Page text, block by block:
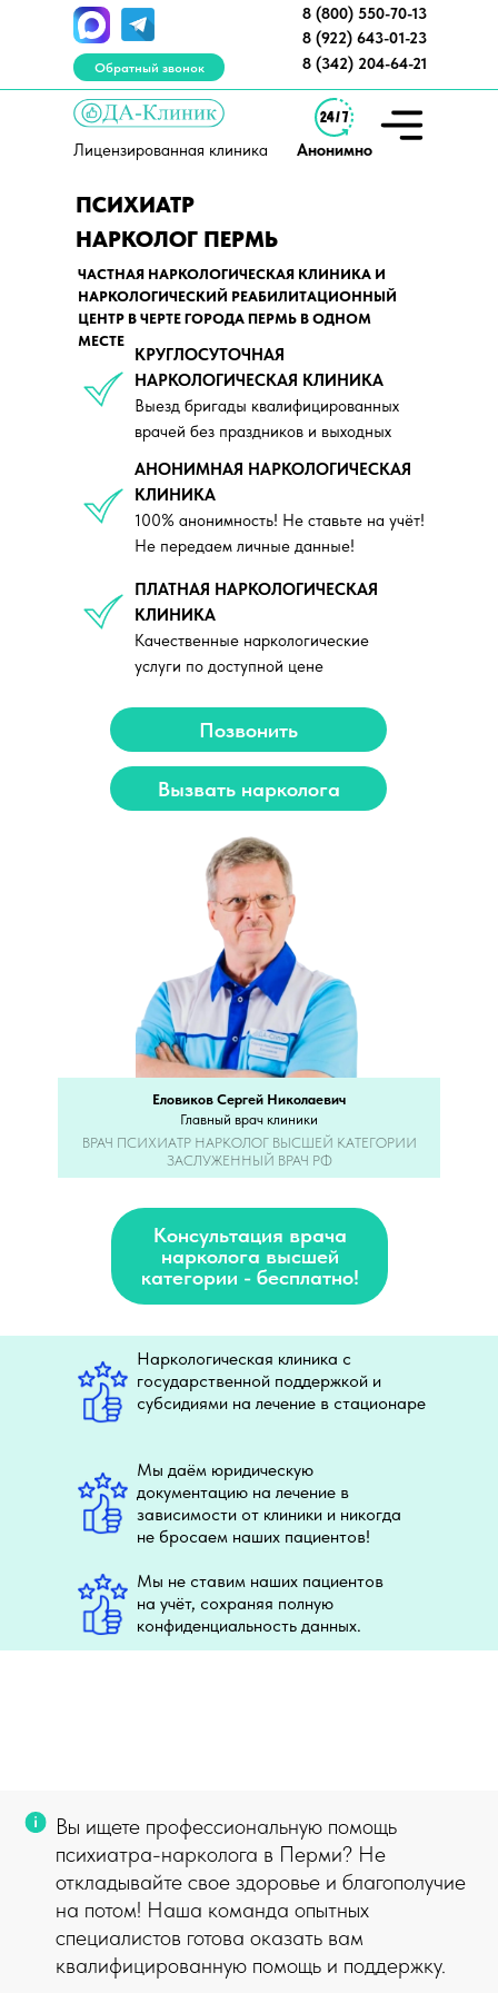
8 (800) 550-70-13
Вызов нарколога
Обратный звонок
противопоказания, необходима консультация
НАРКОЛОГ
НАРКОМАНИИ
НАРКОЛОГИЧЕСКИЙ ЦЕНТР
8 (922) 643-01-23
8 (342) 204-64-21
Лицензированная клиника Анонимно
КРУГЛОСУТОЧНАЯ
НАРКОЛОГИЧЕСКАЯ КЛИНИКА
Выезд бригады квалифицированных
врачей без праздников и выходных
ЧАСТНАЯ НАРКОЛОГИЧЕСКАЯ КЛИНИКА И
НАРКОЛОГИЧЕСКИЙ РЕАБИЛИТАЦИОННЫЙ
ЦЕНТР В ЧЕРТЕ ГОРОДА ПЕРМЬ В ОДНОМ
МЕСТЕ
АНОНИМНАЯ НАРКОЛОГИЧЕСКАЯ
КЛИНИКА
100% анонимность! Не ставьте на учёт!
Не передаем личные данные!
ПЛАТНАЯ НАРКОЛОГИЧЕСКАЯ
КЛИНИКА
Качественные наркологические
услуги по доступной цене
Вызвать нарколога
Позвонить
Консультация врача
нарколога высшей
категории - бесплатно!
Еловиков Сергей Николаевич
Главный врач клиники
Наркологическая клиника с
государственной поддержкой и
субсидиями на лечение в стационаре
Мы даём юридическую
документацию на лечение в
зависимости от клиники и никогда
не бросаем наших пациентов!
Мы не ставим наших пациентов
на учёт, сохраняя полную
конфиденциальность данных.
ПСИХИАТР
НАРКОЛОГ ПЕРМЬ
ВРАЧ ПСИХИАТР НАРКОЛОГ ВЫСШЕЙ КАТЕГОРИИ
ЗАСЛУЖЕННЫЙ ВРАЧ РФ
Вы ищете профессиональную помощь
психиатра-нарколога в Перми? Не
откладывайте свое здоровье и благополучие
на потом! Наша команда опытных
специалистов готова оказать вам
квалифицированную помощь и поддержку.